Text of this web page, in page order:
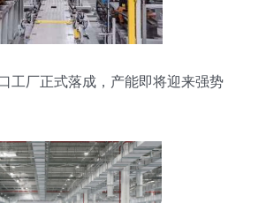
工厂正式落成，产能即将迎来强势